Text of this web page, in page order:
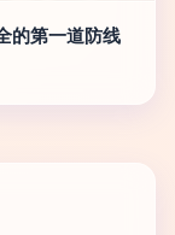
的第一道防线